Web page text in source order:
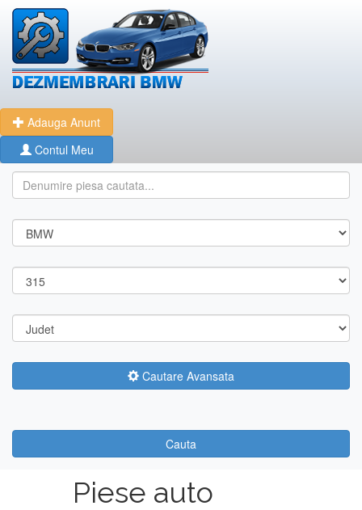
Adauga Anunt
Contul Meu
Cautare Avansata
Cauta
Piese auto